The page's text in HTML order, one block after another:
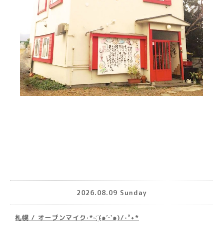
2026.08.09 Sunday
札幌 / オープンマイク·*· ҉(๑′ᵕ‵๑)/‧˚︎˖*